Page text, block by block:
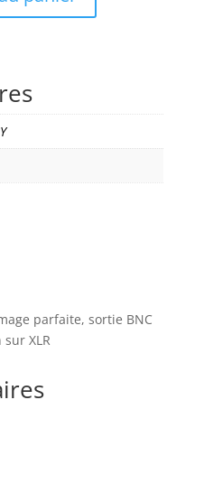
parfaite, sortie BNC
XLR